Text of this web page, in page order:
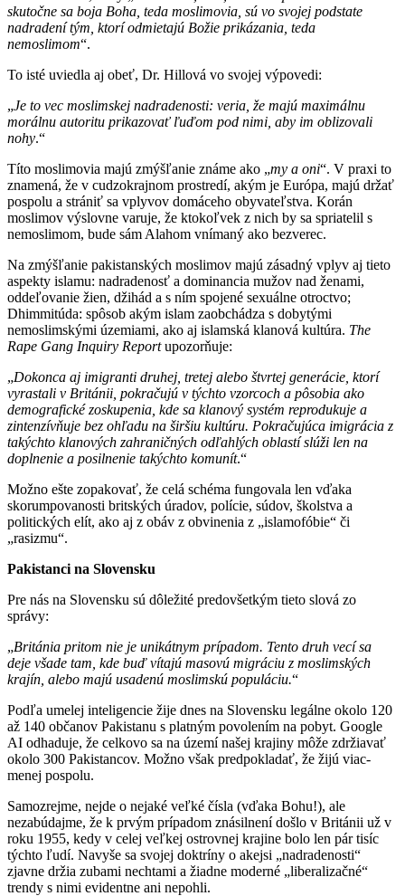
skutočne sa boja Boha, teda moslimovia, sú vo svojej podstate
nadradení tým, ktorí odmietajú Božie prikázania, teda
nemoslimom“.
To isté uviedla aj obeť, Dr. Hillová vo svojej výpovedi:
„Je to vec moslimskej nadradenosti: veria, že majú maximálnu
morálnu autoritu prikazovať ľuďom pod nimi, aby im oblizovali
nohy.“
Títo moslimovia majú zmýšľanie známe ako „my a oni“. V praxi to
znamená, že v cudzokrajnom prostredí, akým je Európa, majú držať
pospolu a strániť sa vplyvov domáceho obyvateľstva. Korán
moslimov výslovne varuje, že ktokoľvek z nich by sa spriatelil s
nemoslimom, bude sám Alahom vnímaný ako bezverec.
Na zmýšľanie pakistanských moslimov majú zásadný vplyv aj tieto
aspekty islamu: nadradenosť a dominancia mužov nad ženami,
oddeľovanie žien, džihád a s ním spojené sexuálne otroctvo;
Dhimmitúda: spôsob akým islam zaobchádza s dobytými
nemoslimskými územiami, ako aj islamská klanová kultúra. The
Rape Gang Inquiry Reportupozorňuje:
„Dokonca aj imigranti druhej, tretej alebo štvrtej generácie, ktorí
vyrastali v Británii, pokračujú v týchto vzorcoch a pôsobia ako
demografické zoskupenia, kde sa klanový systém reprodukuje a
zintenzívňuje bez ohľadu na širšiu kultúru. Pokračujúca imigrácia z
takýchto klanových zahraničných odľahlých oblastí slúži len na
doplnenie a posilnenie takýchto komunít.“
Možno ešte zopakovať, že celá schéma fungovala len vďaka
skorumpovanosti britských úradov, polície, súdov, školstva a
politických elít, ako aj z obáv z obvinenia z „islamofóbie“ či
„rasizmu“.
Pakistanci na Slovensku
Pre nás na Slovensku sú dôležité predovšetkým tieto slová zo
správy:
„Británia pritom nie je unikátnym prípadom. Tento druh vecí sa
deje všade tam, kde buď vítajú masovú migráciu z moslimských
krajín, alebo majú usadenú moslimskú populáciu.“
Podľa umelej inteligencie žije dnes na Slovensku legálne okolo 120
až 140 občanov Pakistanu s platným povolením na pobyt. Google
AI odhaduje, že celkovo sa na území našej krajiny môže zdržiavať
okolo 300 Pakistancov. Možno však predpokladať, že žijú viac-
menej pospolu.
Samozrejme, nejde o nejaké veľké čísla (vďaka Bohu!), ale
nezabúdajme, že k prvým prípadom znásilnení došlo v Británii už v
roku 1955, kedy v celej veľkej ostrovnej krajine bolo len pár tisíc
týchto ľudí. Navyše sa svojej doktríny o akejsi „nadradenosti“
zjavne držia zubami nechtami a žiadne moderné „liberalizačné“
trendy s nimi evidentne ani nepohli.